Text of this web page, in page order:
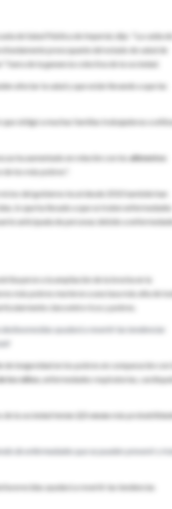
de Salud Pública de Imperial, dijo: "La caída
preocupante del estado de salud de
fuera de la ganancia colectiva de la sociedad.
afectar la salud y que están llevando a que las
que obligó a muchas familias trabajadoras a
ha aumentado en relación con losalimentos
de los más pobres".
del gobierno local desde 2010 también han
lo que ha llevado a que se traten enfermedades
anticipada de personas debido a
a la ampliación de la brecha en la
más pobres murieron a una tasa más alta de
clara entre ricos y pobres.
ayudará a revertir las tendencias
de longevidad en los pobres en comparación con
los niños, enfermedades respiratorias,
de la sociedad tenían 2,5 vecesmás
de enfermedades que se pueden prevenir y
ayudará a revertir las tendencias